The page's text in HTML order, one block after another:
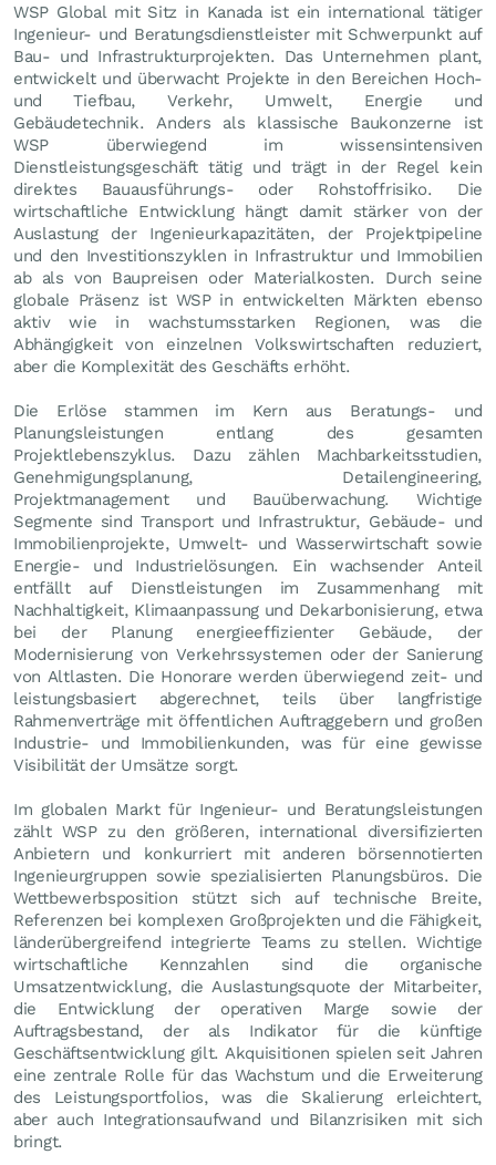
WSP Global mit Sitz in Kanada ist ein international tätiger
Ingenieur- und Beratungsdienstleister mit Schwerpunkt auf
Bau- und Infrastrukturprojekten. Das Unternehmen plant,
entwickelt und überwacht Projekte in den Bereichen Hoch-
und Tiefbau, Verkehr, Umwelt, Energie und
Gebäudetechnik. Anders als klassische Baukonzerne ist
WSP überwiegend im wissensintensiven
Dienstleistungsgeschäft tätig und trägt in der Regel kein
direktes Bauausführungs- oder Rohstoffrisiko. Die
wirtschaftliche Entwicklung hängt damit stärker von der
Auslastung der Ingenieurkapazitäten, der Projektpipeline
und den Investitionszyklen in Infrastruktur und Immobilien
ab als von Baupreisen oder Materialkosten. Durch seine
globale Präsenz ist WSP in entwickelten Märkten ebenso
aktiv wie in wachstumsstarken Regionen, was die
Abhängigkeit von einzelnen Volkswirtschaften reduziert,
aber die Komplexität des Geschäfts erhöht.
Die Erlöse stammen im Kern aus Beratungs- und
Planungsleistungen entlang des gesamten
Projektlebenszyklus. Dazu zählen Machbarkeitsstudien,
Genehmigungsplanung, Detailengineering,
Projektmanagement und Bauüberwachung. Wichtige
Segmente sind Transport und Infrastruktur, Gebäude- und
Immobilienprojekte, Umwelt- und Wasserwirtschaft sowie
Energie- und Industrielösungen. Ein wachsender Anteil
entfällt auf Dienstleistungen im Zusammenhang mit
Nachhaltigkeit, Klimaanpassung und Dekarbonisierung, etwa
bei der Planung energieeffizienter Gebäude, der
Modernisierung von Verkehrssystemen oder der Sanierung
von Altlasten. Die Honorare werden überwiegend zeit- und
leistungsbasiert abgerechnet, teils über langfristige
Rahmenverträge mit öffentlichen Auftraggebern und großen
Industrie- und Immobilienkunden, was für eine gewisse
Visibilität der Umsätze sorgt.
Im globalen Markt für Ingenieur- und Beratungsleistungen
zählt WSP zu den größeren, international diversifizierten
Anbietern und konkurriert mit anderen börsennotierten
Ingenieurgruppen sowie spezialisierten Planungsbüros. Die
Wettbewerbsposition stützt sich auf technische Breite,
Referenzen bei komplexen Großprojekten und die Fähigkeit,
länderübergreifend integrierte Teams zu stellen. Wichtige
wirtschaftliche Kennzahlen sind die organische
Umsatzentwicklung, die Auslastungsquote der Mitarbeiter,
die Entwicklung der operativen Marge sowie der
Auftragsbestand, der als Indikator für die künftige
Geschäftsentwicklung gilt. Akquisitionen spielen seit Jahren
eine zentrale Rolle für das Wachstum und die Erweiterung
des Leistungsportfolios, was die Skalierung erleichtert,
aber auch Integrationsaufwand und Bilanzrisiken mit sich
bringt.